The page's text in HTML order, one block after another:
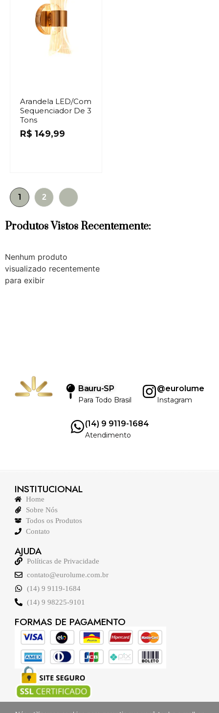
Arandela LED/Com
Sequenciador De 3
Tons
R$ 149,99
1 2
Produtos Vistos Recentemente:
Nenhum produto
visualizado recentemente
para exibir
Bauru-SP
Para Todo Brasil
@eurolume
Instagram
(14) 9 9119-1684
Atendimento
INSTITUCIONAL
Home
Sobre Nós
Todos os Produtos
Contato
AJUDA
Políticas de Privacidade
contato@eurolume.com.br
(14) 9 9119-1684
(14) 9 98225-9101
FORMAS DE PAGAMENTO